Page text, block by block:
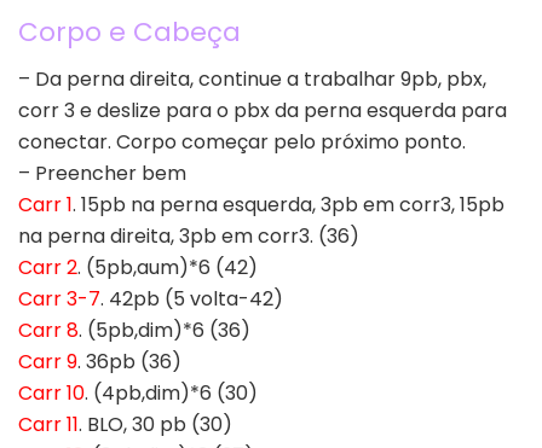
Corpo e Cabeça
– Da perna direita, continue a trabalhar 9pb, pbx,
corr 3 e deslize para o pbx da perna esquerda para
conectar. Corpo começar pelo próximo ponto.
– Preencher bem
Carr 1. 15pb na perna esquerda, 3pb em corr3, 15pb
na perna direita, 3pb em corr3. (36)
Carr 2. (5pb,aum)*6 (42)
Carr 3-7. 42pb (5 volta-42)
Carr 8. (5pb,dim)*6 (36)
Carr 9. 36pb (36)
Carr 10. (4pb,dim)*6 (30)
Carr 11. BLO, 30 pb (30)